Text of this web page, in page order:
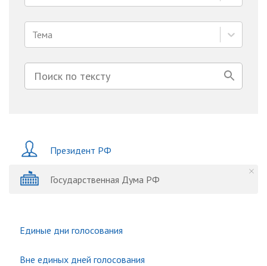
Тема
Президент РФ
Государственная Дума РФ
Единые дни голосования
Вне единых дней голосования